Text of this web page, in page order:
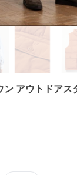
ン アウトドアス